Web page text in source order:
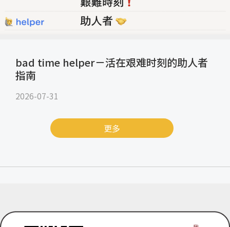
bad time helper－活在艰难时刻的助人者
指南
2026-07-31
更多